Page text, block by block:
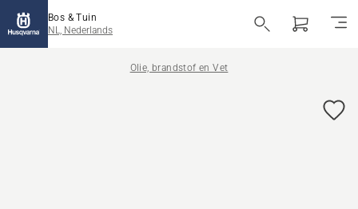
Bos & Tuin
NL, Nederlands
Olie, brandstof en Vet